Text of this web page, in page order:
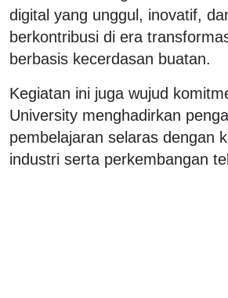
digital yang unggul, inovatif,
berkontribusi di era
berbasis kecerdasan buatan.
Kegiatan ini juga wujud
University menghadirkan
pembelajaran selaras dengan
industri serta perkembangan